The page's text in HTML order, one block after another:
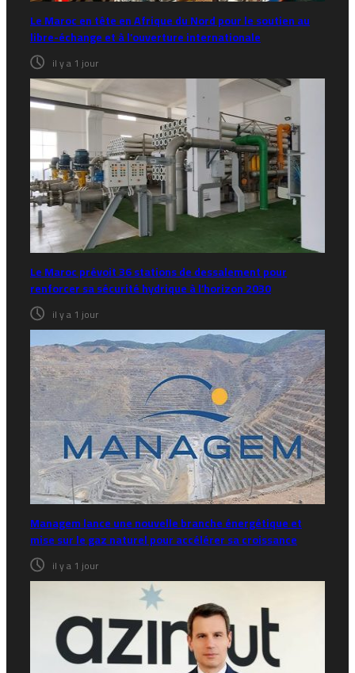
Le Maroc en tête en Afrique du Nord pour le soutien au
libre-échange et à l’ouverture internationale
il y a 1 jour
Le Maroc prévoit 36 stations de dessalement pour
renforcer sa sécurité hydrique à l’horizon 2030
il y a 1 jour
Managem lance une nouvelle branche énergétique et
mise sur le gaz naturel pour accélérer sa croissance
il y a 1 jour